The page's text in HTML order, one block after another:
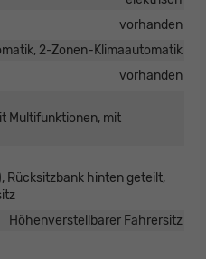
vorhanden
2-Zonen-Klimaautomatik
vorhanden
Multifunktionen, mit
Rücksitzbank hinten geteilt,
Höhenverstellbarer Fahrersitz